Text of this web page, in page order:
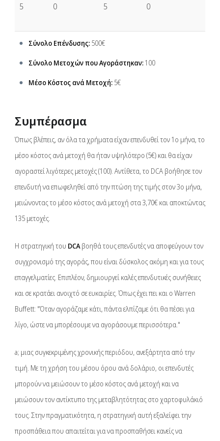
5 0 5 0
Σύνολο Επένδυσης: 500€
Σύνολο Μετοχών που Αγοράστηκαν: 100
Μέσο Κόστος ανά Μετοχή: 5€
Συμπέρασμα
Όπως βλέπεις, αν όλα τα χρήματα είχαν επενδυθεί τον 1ο μήνα, το
μέσο κόστος ανά μετοχή θα ήταν υψηλότερο (5€) και θα είχαν
αγοραστεί λιγότερες μετοχές (100). Αντίθετα, το DCA βοήθησε τον
επενδυτή να επωφεληθεί από την πτώση της τιμής στον 3ο μήνα,
μειώνοντας το μέσο κόστος ανά μετοχή στα 3,70€ και αποκτώντας
135 μετοχές.
Η στρατηγική του DCA βοηθά τους επενδυτές να αποφεύγουν τον
συγχρονισμό της αγοράς, που είναι δύσκολος ακόμη και για τους
επαγγελματίες. Επιπλέον, δημιουργεί καλές επενδυτικές συνήθειες
και σε κρατάει ανοιχτό σε ευκαιρίες. Όπως έχει πει και ο Warren
Buffett: "Όταν αγοράζαμε κάτι, πάντα ελπίζαμε ότι θα πέσει για
λίγο, ώστε να μπορέσουμε να αγοράσουμε περισσότερα."
a; μιας συγκεκριμένης χρονικής περιόδου, ανεξάρτητα από την
τιμή. Με τη χρήση του μέσου όρου ανά δολάριο, οι επενδυτές
μπορούν να μειώσουν το μέσο κόστος ανά μετοχή και να
μειώσουν τον αντίκτυπο της μεταβλητότητας στο χαρτοφυλάκιό
τους. Στην πραγματικότητα, η στρατηγική αυτή εξαλείφει την
προσπάθεια που απαιτείται για να προσπαθήσει κανείς να